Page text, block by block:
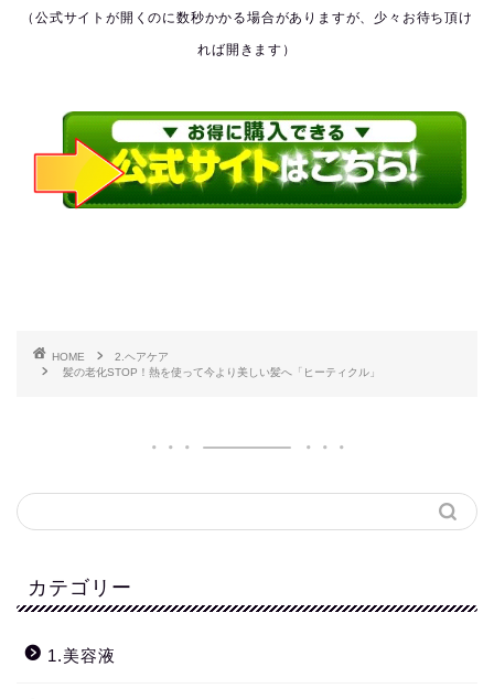
（公式サイトが開くのに数秒かかる場合がありますが、少々お待ち頂け
れば開きます）
HOME
2.ヘアケア
髪の老化STOP！熱を使って今より美しい髪へ「ヒーティクル」
カテゴリー
1.美容液